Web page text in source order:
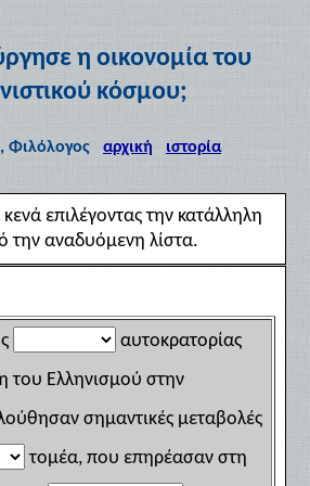
η οικονομία του
κόσμου;
Φιλόλογος αρχική ιστορία
επιλέγοντας την κατάλληλη
την αναδυόμενη λίστα.
αυτοκρατορίας
του Ελληνισμού στην
σημαντικές μεταβολές
τομέα, που επηρέασαν στη